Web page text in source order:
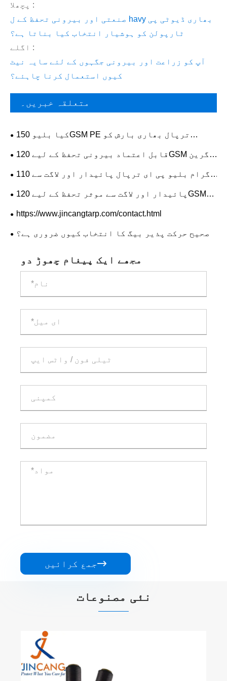
پچھلا :
صنعتی اور بیرونی تحفظ کے ل havy بھاری ڈیوٹی پی
ٹارپولن کو ہوشیار انتخاب کیا بناتا ہے؟
اگلے :
آپ کو زراعت اور بیرونی جگہوں کے لئے سایہ نیٹ
کیوں استعمال کرنا چاہئے؟
متعلقہ خبریں۔
کیا بلیو 150GSM PE ترپال بھاری بارش کو
برداشت کر سکتا ہے؟
قابل اعتماد بیرونی تحفظ کے لیے 120GSM گرین
سلور پیئ ترپال کیوں منتخب کریں؟
110 گرام بلیو پی ای ترپال پائیدار اور لاگت سے
موثر تحفظ کے لیے اسمارٹ انتخاب کیوں ہے؟
پائیدار اور لاگت سے موثر تحفظ کے لیے 120GSM
گرین پیئ ترپال کیوں منتخب کریں؟
https://www.jincangtarp.com/contact.html
صحیح حرکت پذیر بیگ کا انتخاب کیوں ضروری ہے؟
مجھے ایک پیغام چھوڑ دو
جمع کرائیں
نئی مصنوعات